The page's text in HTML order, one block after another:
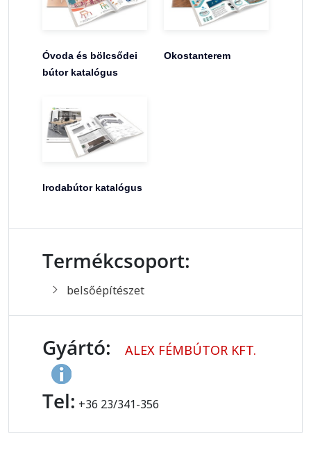
Óvoda és bölcsődei
bútor katalógus
Okostanterem
Irodabútor katalógus
Termékcsoport:
belsőépítészet
Gyártó: ALEX FÉMBÚTOR KFT.
Tel: +36 23/341-356